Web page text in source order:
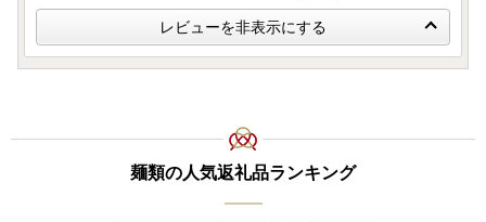
レビューを非表示にする
麺類の人気返礼品ランキング